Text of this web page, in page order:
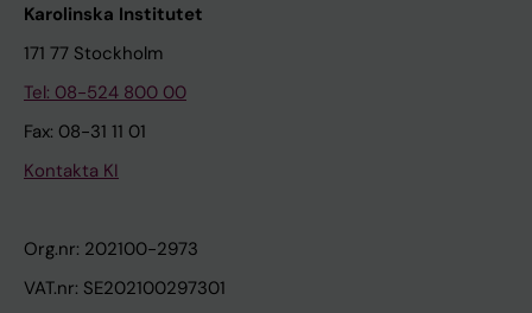
Karolinska Institutet
171 77 Stockholm
Tel: 08-524 800 00
Fax: 08-31 11 01
Kontakta KI
Org.nr: 202100-2973
VAT.nr: SE202100297301